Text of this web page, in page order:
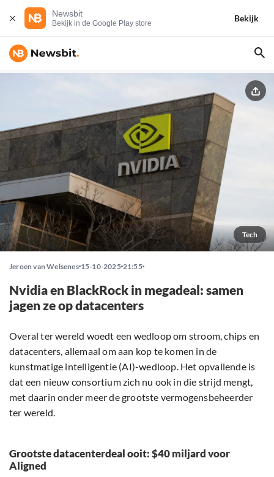
Newsbit
Bekijk in de Google Play store
Bekijk
Tech
Jeroen van Welsenes 15-10-2025 21:55
Nvidia en BlackRock in megadeal: samen
jagen ze op datacenters
Overal ter wereld woedt een wedloop om stroom, chips en
datacenters, allemaal om aan kop te komen in de
kunstmatige intelligentie (AI)-wedloop. Het opvallende is
dat een nieuw consortium zich nu ook in die strijd mengt,
met daarin onder meer de grootste vermogensbeheerder
ter wereld.
Grootste datacenterdeal ooit: $40 miljard voor
Aligned